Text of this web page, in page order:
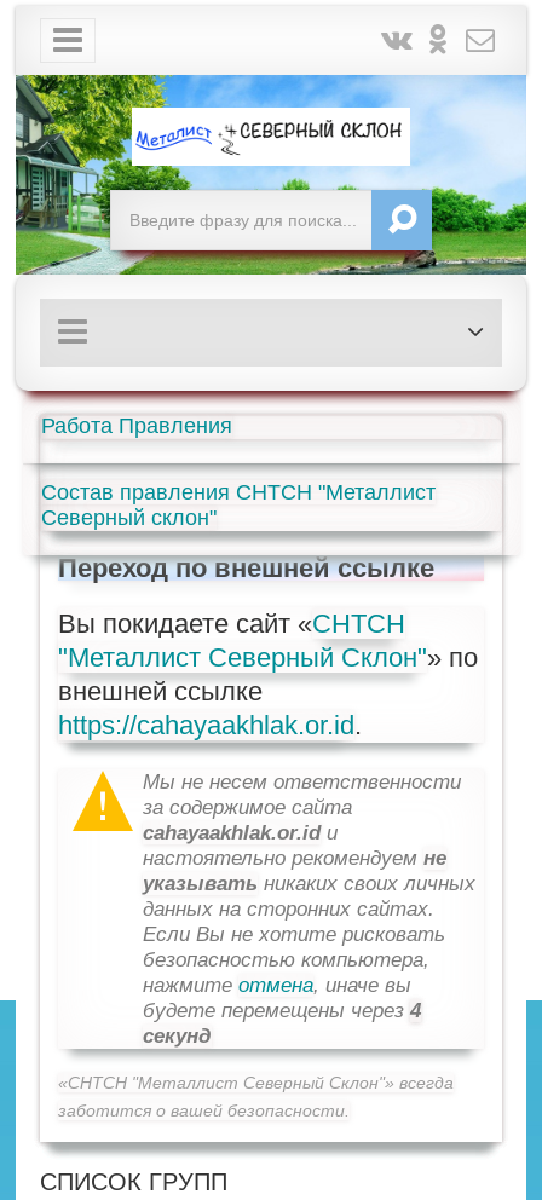
Работа Правления
Состав правления СНТСН "Металлист
Северный склон"
Переход по внешней ссылке
Вы покидаете сайт «СНТСН
"Металлист Северный Склон"» по
внешней ссылке
https://cahayaakhlak.or.id.
Мы не несем ответственности
за содержимое сайта
cahayaakhlak.or.idи
настоятельно рекомендуемне
указывать никаких своих личных
данных на сторонних сайтах.
Если Вы не хотите рисковать
безопасностью компьютера,
нажмитеотмена, иначе вы
будете перемещены через4
секунд
«СНТСН "Металлист Северный Склон"» всегда
заботится о вашей безопасности.
СПИСОК ГРУПП